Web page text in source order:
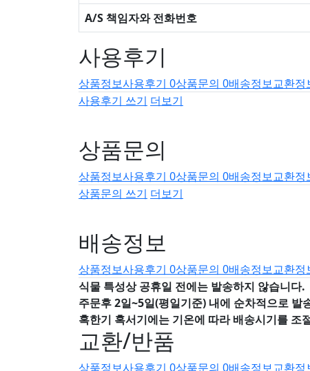
A/S 책임자와 전화번호
사용후기
상품정보사용후기 0상품문의 0배송정보교환정
사용후기 쓰기 더보기
상품문의
상품정보사용후기 0상품문의 0배송정보교환정
상품문의 쓰기 더보기
배송정보
상품정보사용후기 0상품문의 0배송정보교환정
식물 특성상 공휴일 전에는 발송하지 않습니다.
주문후 2일~5일(평일기준) 내에 순차적으로 발
혹한기 혹서기에는 기온에 따라 배송시기를 조
교환/반품
상품정보사용후기 0상품문의 0배송정보교환정